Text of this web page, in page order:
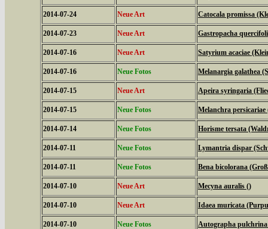
2014-07-24 Neue Art Catocala promissa
2014-07-23 Neue Art Gastropacha
2014-07-16 Neue Art Satyrium acaciae
2014-07-16 Neue Fotos Melanargia galathea
2014-07-15 Neue Art Apeira syringaria
2014-07-15 Neue Fotos Melanchra
2014-07-14 Neue Fotos Horisme tersata
2014-07-11 Neue Fotos Lymantria dispar
2014-07-11 Neue Fotos Bena bicolorana
2014-07-10 Neue Art Mecyna auralis ()
2014-07-10 Neue Art Idaea muricata
2014-07-10 Neue Fotos Autographa pulchrina